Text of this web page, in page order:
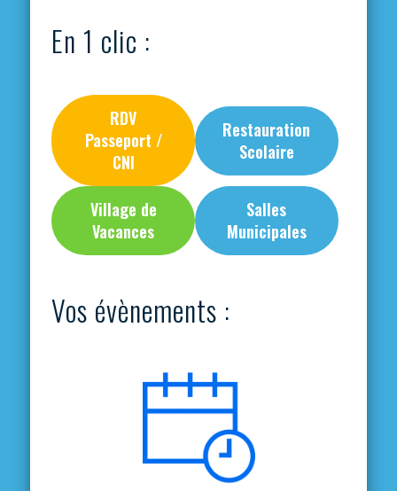
En 1 clic :
RDV
Passeport /
CNI
Restauration
Scolaire
Village de
Vacances
Salles
Municipales
Vos évènements :